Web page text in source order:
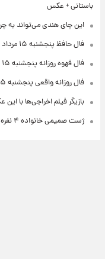
باستانی + عکس
این چای هندی می‌تواند به
فال حافظ پنجشنبه ۱۵ مرداد ماه ۱۴۰۵
فال قهوه روزانه پنجشنبه ۱۵ مرداد ماه ۱۴۰۵
فال روزانه واقعی پنجشنبه ۱۵ مرداد ۱۴۰۵
بازیگر فیلم اخراجی‌ها با
ژست صمیمی خانواده ۴ نفره شیلا خداداد پربازدید شد + عکس